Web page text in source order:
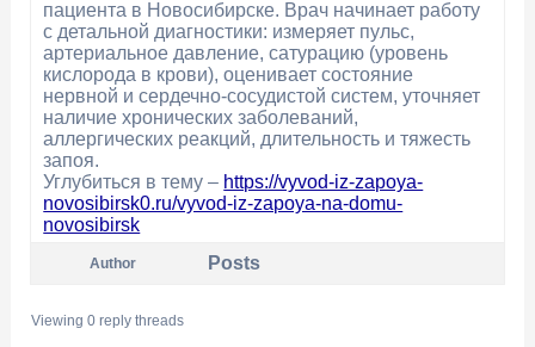
пациента в Новосибирске. Врач начинает работу
с детальной диагностики: измеряет пульс,
артериальное давление, сатурацию (уровень
кислорода в крови), оценивает состояние
нервной и сердечно-сосудистой систем, уточняет
наличие хронических заболеваний,
аллергических реакций, длительность и тяжесть
запоя.
Углубиться в тему – https://vyvod-iz-zapoya-
novosibirsk0.ru/vyvod-iz-zapoya-na-domu-
novosibirsk
Author Posts
Viewing 0 reply threads